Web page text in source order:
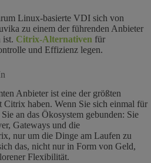
Linux-basierte VDI sich von
zu einem der führenden Anbieter
ist. Citrix-Alternativen für
und Effizienz legen.
Anbieter ist eine der größten
haben. Wenn Sie sich einmal für
an das Ökosystem gebunden: Sie
Gateways und die
nur um die Dinge am Laufen zu
das, nicht nur in Form von Geld,
Flexibilität.